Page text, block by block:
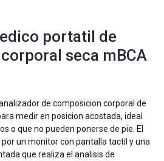
portatil de
seca mBCA
de composicion corporal de
medir en posicion acostada, ideal
o que no pueden ponerse de pie. El
un monitor con pantalla tactil y una
que realiza el analisis de